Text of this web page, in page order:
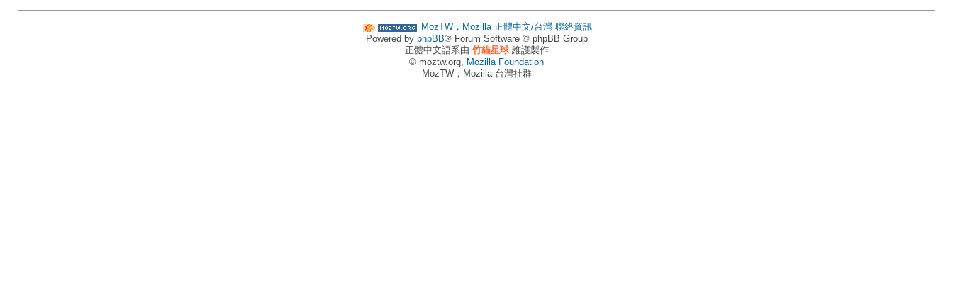
MozTW，Mozilla 正體中文/台灣 聯絡資訊
Powered by phpBB® Forum Software © phpBB Group
正體中文語系由 竹貓星球維護製作
© moztw.org, Mozilla Foundation
MozTW，Mozilla 台灣社群